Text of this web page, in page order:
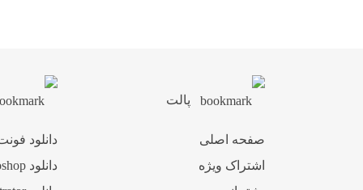
پالت
صفحه اصلی
اشتراک ویژه
دانلود
دانلود Photoshop